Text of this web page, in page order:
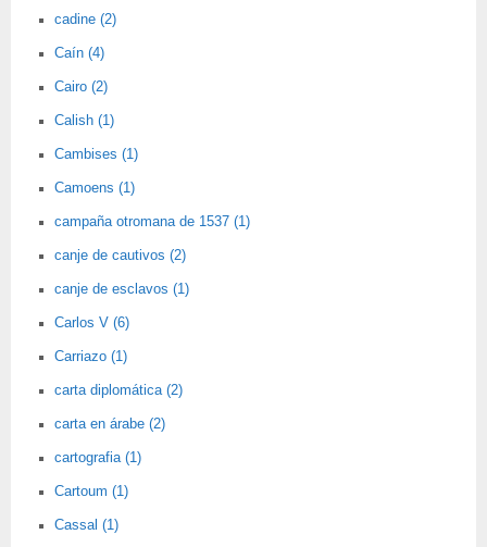
cadine (2)
Caín (4)
Cairo (2)
Calish (1)
Cambises (1)
Camoens (1)
campaña otromana de 1537 (1)
canje de cautivos (2)
canje de esclavos (1)
Carlos V (6)
Carriazo (1)
carta diplomática (2)
carta en árabe (2)
cartografia (1)
Cartoum (1)
Cassal (1)